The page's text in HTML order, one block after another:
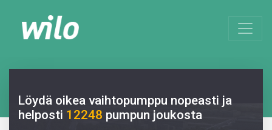
Löydä oikea vaihtopumppu nopeasti ja
helposti 12248 pumpun joukosta